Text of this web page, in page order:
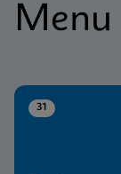
Menu
31